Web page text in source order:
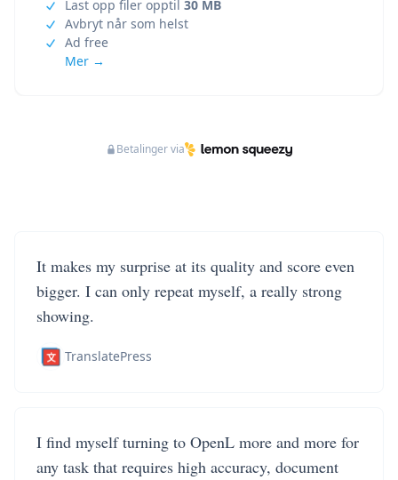
Last opp filer opptil 30 MB
Avbryt når som helst
Ad free
Mer →
Betalinger via
It makes my surprise at its quality and score even
bigger. I can only repeat myself, a really strong
showing.
TranslatePress
I find myself turning to OpenL more and more for
any task that requires high accuracy, document